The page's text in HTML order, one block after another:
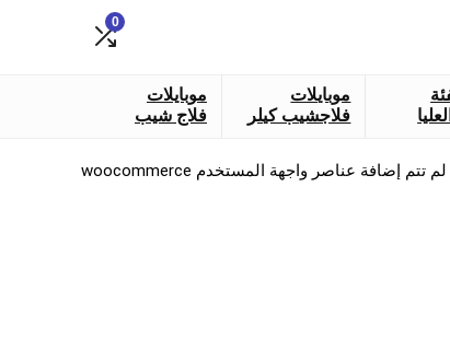
0
موبايلات
فلاجشيب كيلر
موبايلات
فلاج شيب
لم تتم إضافة عناصر واجهة المستخدم woocommerce